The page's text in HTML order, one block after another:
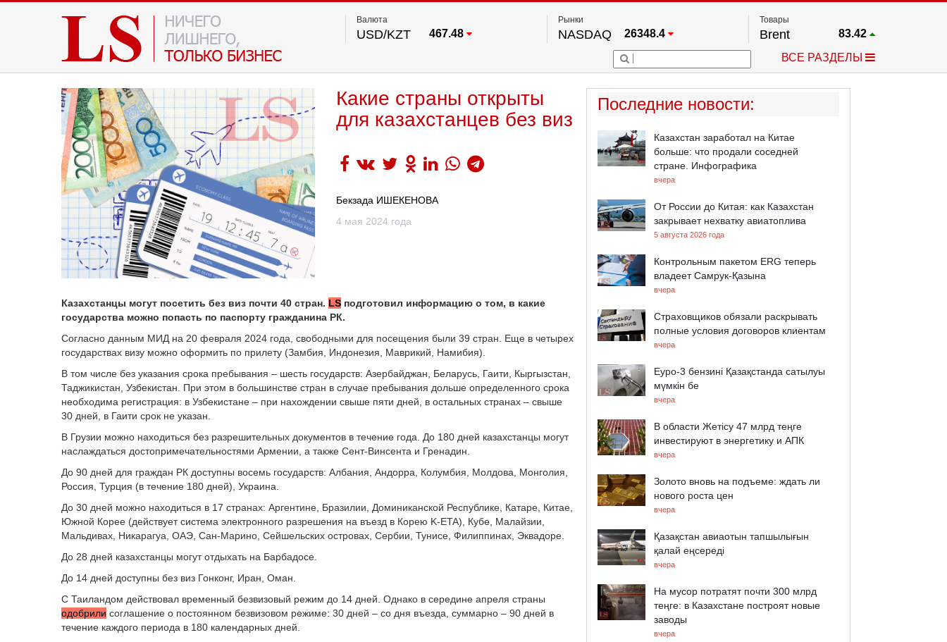
Валюта
USD/KZT 467.48
Рынки
NASDAQ 26348.4
FTSE 100 67.17
53885.1
S&P 500
NYSE 24484.1
Товары
Brent 83.42
Платина
2.626
ВСЕ РАЗДЕЛЫ
Какие страны открыты
для казахстанцев без виз
Бекзада ИШЕКЕНОВА
4 мая 2024 года
Казахстанцы могут посетить без виз почти 40 стран. LS подготовил информацию о том, в какие
государства можно попасть по паспорту гражданина РК.
Согласно данным МИД на 20 февраля 2024 года, свободными для посещения были 39 стран. Еще в четырех
государствах визу можно оформить по прилету (Замбия, Индонезия, Маврикий, Намибия).
В том числе без указания срока пребывания – шесть государств: Азербайджан, Беларусь, Гаити, Кыргызстан,
Таджикистан, Узбекистан. При этом в большинстве стран в случае пребывания дольше определенного срока
необходима регистрация: в Узбекистане – при нахождении свыше пяти дней, в остальных странах – свыше
30 дней, в Гаити срок не указан.
В Грузии можно находиться без разрешительных документов в течение года. До 180 дней казахстанцы могут
наслаждаться достопримечательностями Армении, а также Сент-Винсента и Гренадин.
До 90 дней для граждан РК доступны восемь государств: Албания, Андорра, Колумбия, Молдова, Монголия,
Россия, Турция (в течение 180 дней), Украина.
До 30 дней можно находиться в 17 странах: Аргентине, Бразилии, Доминиканской Республике, Катаре, Китае,
Южной Корее (действует система электронного разрешения на въезд в Корею K-ETA), Кубе, Малайзии,
Мальдивах, Никарагуа, ОАЭ, Сан-Марино, Сейшельских островах, Сербии, Тунисе, Филиппинах, Эквадоре.
До 28 дней казахстанцы могут отдыхать на Барбадосе.
До 14 дней доступны без виз Гонконг, Иран, Оман.
С Таиландом действовал временный безвизовый режим до 14 дней. Однако в середине апреля страны
одобрили соглашение о постоянном безвизовом режиме: 30 дней – со дня въезда, суммарно – 90 дней в
течение каждого периода в 180 календарных дней.
Последние новости:
Казахстан заработал на Китае
больше: что продали соседней
стране. Инфографика
вчера
От России до Китая: как Казахстан
закрывает нехватку авиатоплива
5 августа 2026 года
Контрольным пакетом ERG теперь
владеет Самрук-Қазына
вчера
Страховщиков обязали раскрывать
полные условия договоров клиентам
вчера
Еуро-3 бензині Қазақстанда сатылуы
мүмкін бе
вчера
В области Жетісу 47 млрд теңге
инвестируют в энергетику и АПК
вчера
Золото вновь на подъеме: ждать ли
нового роста цен
вчера
Қазақстан авиаотын тапшылығын
қалай еңсереді
вчера
На мусор потратят почти 300 млрд
теңге: в Казахстане построят новые
заводы
вчера